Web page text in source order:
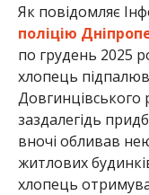
Як повідомляє
поліцію
по грудень 2025
хлопець
Довгинцівського
заздалегідь
вночі обливав
житлових
хлопець